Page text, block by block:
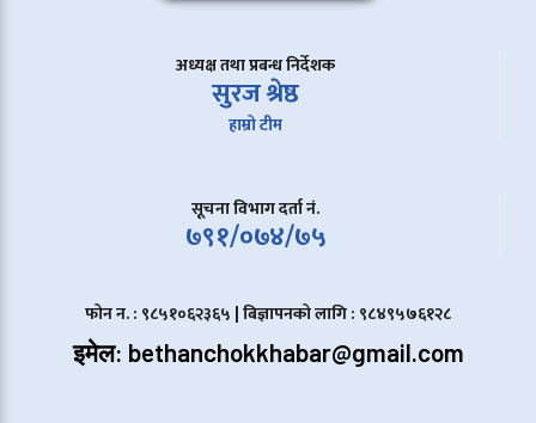
अध्यक्ष तथा प्रबन्ध निर्देशक
सुरज श्रेष्ठ
हाम्रो टीम
सूचना विभाग दर्ता नं.
७९१/०७४/७५
फोन न. : ९८५१०६२३६५ | बिज्ञापनको लागि : ९८४९५७६१२८
इमेल: bethanchokkhabar@gmail.com